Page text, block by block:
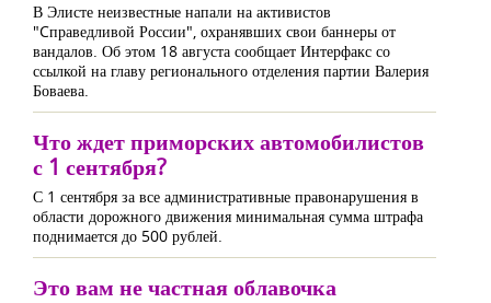
В Элисте неизвестные напали на активистов
"Cправедливой России", охранявших свои баннеры от
вандалов. Об этом 18 августа сообщает Интерфакс со
ссылкой на главу регионального отделения партии Валерия
Боваева.
Что ждет приморских автомобилистов
с 1 сентября?
С 1 сентября за все административные правонарушения в
области дорожного движения минимальная сумма штрафа
поднимается до 500 рублей.
Это вам не частная облавочка